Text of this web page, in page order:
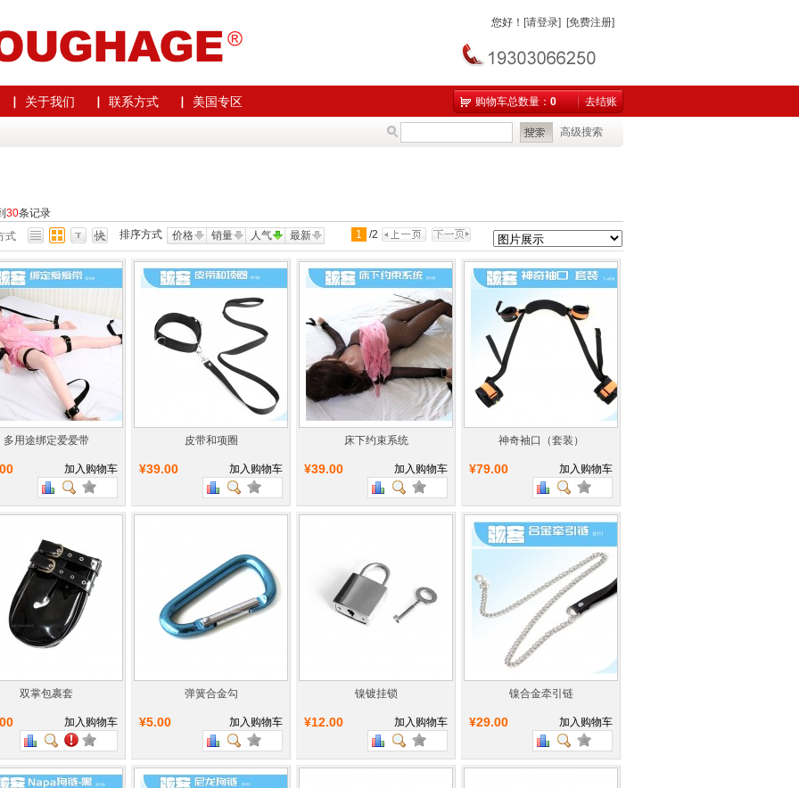
您好 ！ [请登录] [免费注册]
▏ 关于我们 ▏ 联系方式 ▏ 美国专区 购物车总数量： 0 去结账
高级搜索
30条记录
式
排序方式 价格 销量 人气 最新 1 /2
多用途绑定爱爱带
加入购物车
皮带和项圈
¥39.00 加入购物车
床下约束系统
¥39.00 加入购物车
神奇袖口（套装）
¥79.00 加入购物车
双掌包裹套
加入购物车
弹簧合金勾
¥5.00 加入购物车
镍镀挂锁
¥12.00 加入购物车
镍合金牵引链
¥29.00 加入购物车